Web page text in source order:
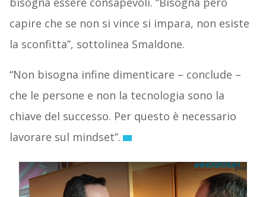
capire che se non si vince si impara, non esiste
la sconfitta”, sottolinea Smaldone.
“Non bisogna infine dimenticare – conclude –
che le persone e non la tecnologia sono la
chiave del successo. Per questo è necessario
lavorare sul mindset”.